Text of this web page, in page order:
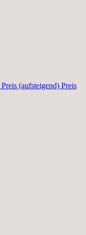
Preis (aufsteigend) Preis